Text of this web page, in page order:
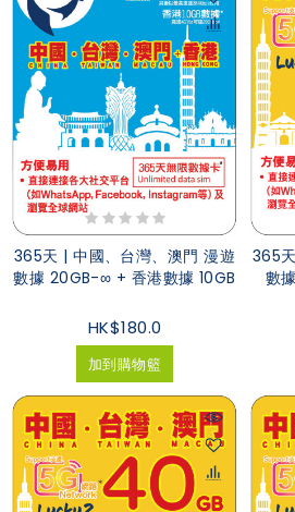
365天 | 中國、台灣、澳門 漫遊
數據 20GB-∞ + 香港數據 10GB
HK$180.0
加到購物籃
365
數